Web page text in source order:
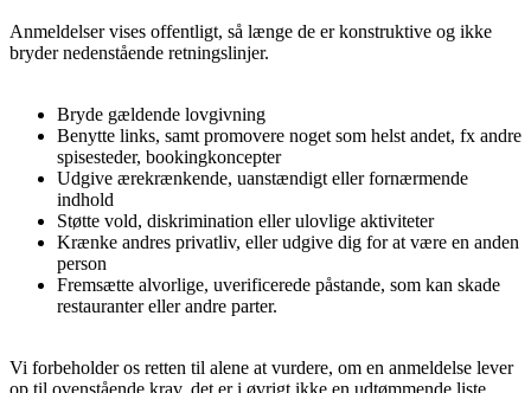
Anmeldelser vises offentligt, så længe de er konstruktive og ikke
bryder nedenstående retningslinjer.
Bryde gældende lovgivning
Benytte links, samt promovere noget som helst andet, fx andre
spisesteder, bookingkoncepter
Udgive ærekrænkende, uanstændigt eller fornærmende
indhold
Støtte vold, diskrimination eller ulovlige aktiviteter
Krænke andres privatliv, eller udgive dig for at være en anden
person
Fremsætte alvorlige, uverificerede påstande, som kan skade
restauranter eller andre parter.
Vi forbeholder os retten til alene at vurdere, om en anmeldelse lever
op til ovenstående krav, det er i øvrigt ikke en udtømmende liste.